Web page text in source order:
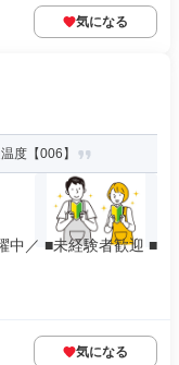
気になる
度【006】
中／ ■未経験者歓迎 ■
気になる